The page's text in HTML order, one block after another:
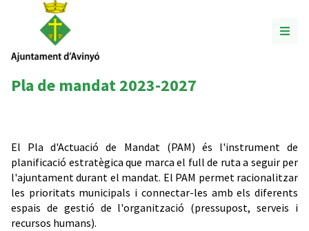
Pla de mandat 2023-2027
El Pla d'Actuació de Mandat (PAM) és l'instrument de
planificació estratègica que marca el full de ruta a seguir per
l'ajuntament durant el mandat. El PAM permet racionalitzar
les prioritats municipals i connectar-les amb els diferents
espais de gestió de l'organització (pressupost, serveis i
recursos humans).